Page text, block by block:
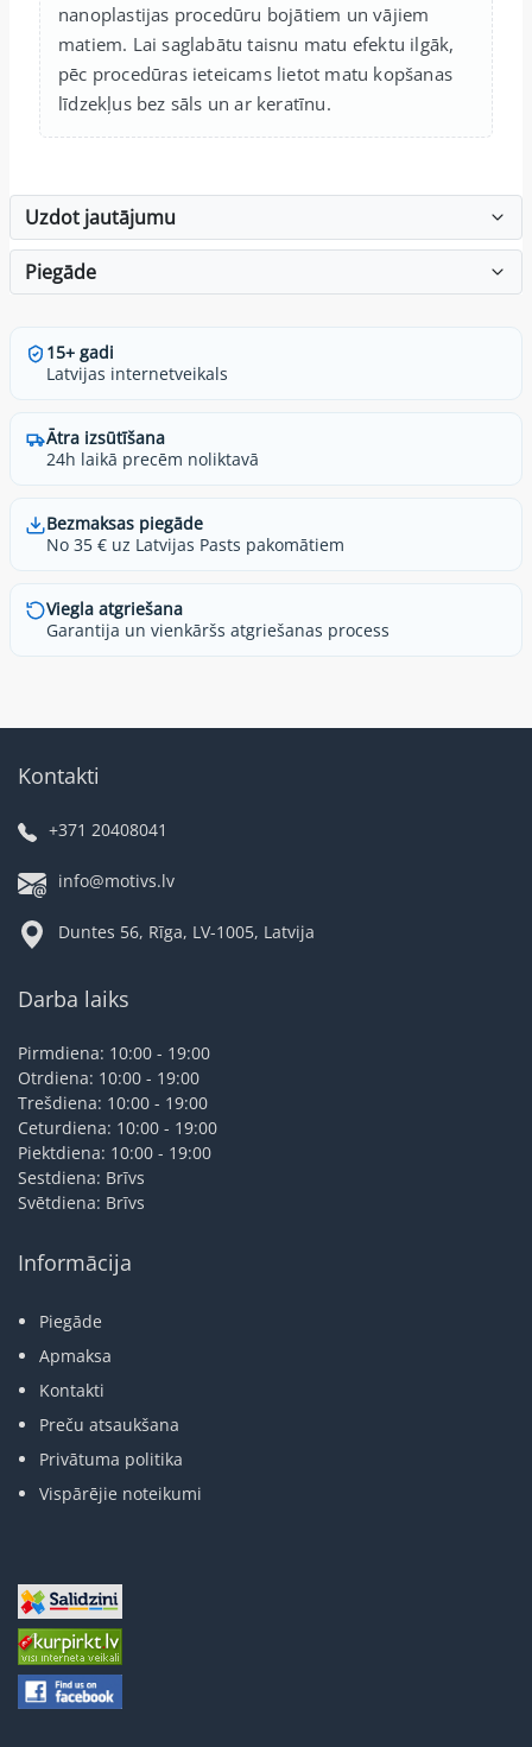
nanoplastijas procedūru bojātiem un vājiem
matiem. Lai saglabātu taisnu matu efektu ilgāk,
pēc procedūras ieteicams lietot matu kopšanas
līdzekļus bez sāls un ar keratīnu.
Uzdot jautājumu
Piegāde
15+ gadi
Latvijas internetveikals
Ātra izsūtīšana
24h laikā precēm noliktavā
Bezmaksas piegāde
No 35 € uz Latvijas Pasts pakomātiem
Viegla atgriešana
Garantija un vienkāršs atgriešanas process
Kontakti
+371 20408041
info@motivs.lv
Duntes 56, Rīga, LV-1005, Latvija
Darba laiks
Pirmdiena: 10:00 - 19:00
Otrdiena: 10:00 - 19:00
Trešdiena: 10:00 - 19:00
Ceturdiena: 10:00 - 19:00
Piektdiena: 10:00 - 19:00
Sestdiena: Brīvs
Svētdiena: Brīvs
Informācija
Piegāde
Apmaksa
Kontakti
Preču atsaukšana
Privātuma politika
Vispārējie noteikumi